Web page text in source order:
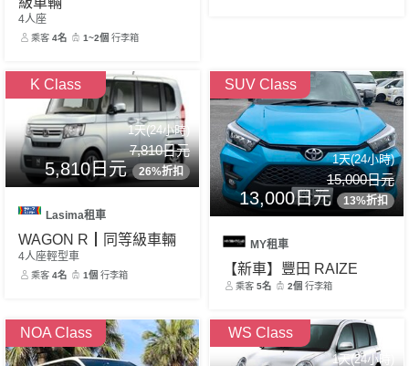
4人座
乘客4名 1~2個 行李箱
K Class
1天(24小時)
7,810日元
5,810日元 26%折扣
Lasima租車
WAGON R┃同等級車輛
4人座輕型車
乘客4名 1個 行李箱
SUV Class
1天(24小時)
15,000日元
13,000日元 13%折扣
MY租車
【新車】豐田 RAIZE
乘客5名 2個 行李箱
NOA Class WS Class
1天(24小時)